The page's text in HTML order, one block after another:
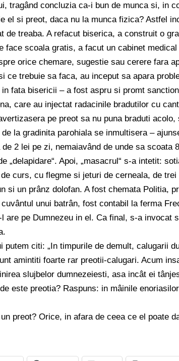
tragând concluzia ca-i bun de munca si, in
el si preot, daca nu la munca fizica? Astfel
de treaba. A refacut biserica, a construit o
face scoala gratis, a facut un cabinet
orice chemare, sugestie sau cerere fara
ce trebuie sa faca, au inceput sa apara
fata bisericii – a fost aspru si promt
care au injectat radacinile bradutilor cu
pe preot sa nu puna braduti
de la gradinita parohiala se inmultisera –
2 lei pe zi, nemaiavând de unde sa scoata
„delapidare“. Apoi, „masacrul“ s-a intetit:
curs, cu flegme si jeturi de cerneala, de
si un prânz dolofan. A fost chemata Politia,
unui batrân, fost contabil la ferma
are pe Dumnezeu in el. Ca final, s-a invocat
putem citi: „In timpurile de demult, calugarii
amintiti foarte rar preotii-calugari. Acum
slujbelor dumnezeiesti, asa incât ei
este preotia? Raspuns: in mâinile
preot? Orice, in afara de ceea ce el poate